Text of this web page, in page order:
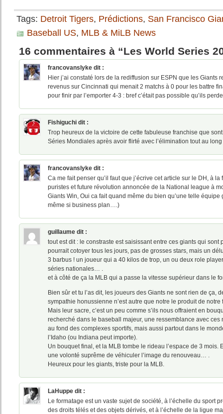
Tags: Detroit Tigers, Prédictions, San Francisco
Baseball US, MLB & MiLB News
16 commentaires à “Les World Series
francovanslyke dit :
Hier j’ai constaté lors de la rediffusion sur ESPN que les Giants
revenus sur Cincinnati qui menait 2 matchs à 0 pour les battre
pour finir par l’emporter 4-3 : bref c’était pas possible qu’ils
Fishiguchi dit :
Trop heureux de la victoire de cette fabuleuse franchise que
Séries Mondiales après avoir flirté avec l’élimination tout au
francovanslyke dit :
Ca me fait penser qu’il faut que j’écrive cet article sur le DH, à
puristes et future révolution annoncée de la National league à
Giants Win, Oui ca fait quand même du bien qu’une telle
même si business plan….)
guillaume dit :
tout est dit : le constraste est saisissant entre ces giants qui sont
pourrait cotoyer tous les jours, pas de grosses stars, mais un
3 barbus ! un joueur qui a 40 kilos de trop, un ou deux role
séries nationales… .
et à côté de ça la MLB qui a passe la vitesse supérieur dans le
Bien sûr et tu l’as dit, les joueurs des Giants ne sont rien de ça,
sympathie honussienne n’est autre que notre le produit de notre
Mais leur sacre, c’est un peu comme s’ils nous offraient en
recherché dans le baseball majeur, une ressemblance avec
au fond des complexes sportifs, mais aussi partout dans le
l’Idaho (ou Indiana peut importe).
Un bouquet final, et la MLB tombe le rideau l’espace de 3 mois.
une volonté suprême de véhiculer l’image du renouveau… .
Heureux pour les giants, triste pour la MLB.
LaHuppe dit :
Le formatage est un vaste sujet de société, à l’échelle du sport
des droits télés et des objets dérivés, et à l’échelle de la ligue